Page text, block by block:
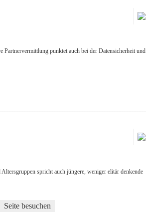
punktet auch bei der Datensicherheit und
spricht auch jüngere, weniger elitär denkende
Seite besuchen